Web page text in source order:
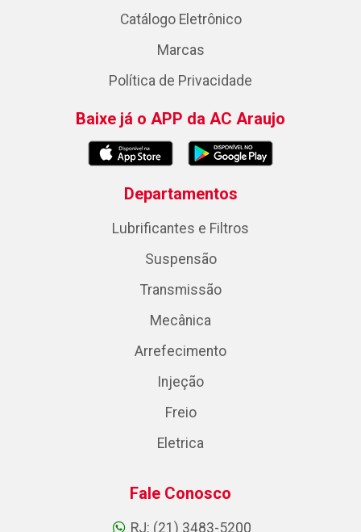
Catálogo Eletrônico
Marcas
Política de Privacidade
Baixe já o APP da AC Araujo
Departamentos
Lubrificantes e Filtros
Suspensão
Transmissão
Mecânica
Arrefecimento
Injeção
Freio
Eletrica
Fale Conosco
RJ: (21) 3483-5200